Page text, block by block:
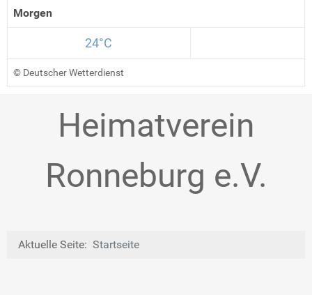
Morgen
24°C
© Deutscher Wetterdienst
Heimatverein
Ronneburg e.V.
Aktuelle Seite: Startseite